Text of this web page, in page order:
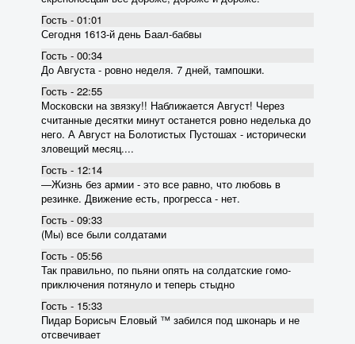
Гость - 01:01
Сегодня 1613-й день Баал-бабвы
Гость - 00:34
До Августа - ровно неделя. 7 дней, тампошки.
Гость - 22:55
Московски на звязку!! Наближается Август! Через
считанные десятки минут останется ровно неделька до
него. А Август на Болотистых Пустошах - исторически
зловещий месяц....
Гость - 12:14
―Жизнь без армии - это все равно, что любовь в
резинке. Движение есть, прогресса - нет.
Гость - 09:33
(Мы) все были солдатами
Гость - 05:56
Так правильно, по пьяни опять на солдатские гомо-
приключения потянуло и теперь стыдно
Гость - 15:33
Пидар Борисыч Еловый ™ забился под шконарь и не
отсвечивает